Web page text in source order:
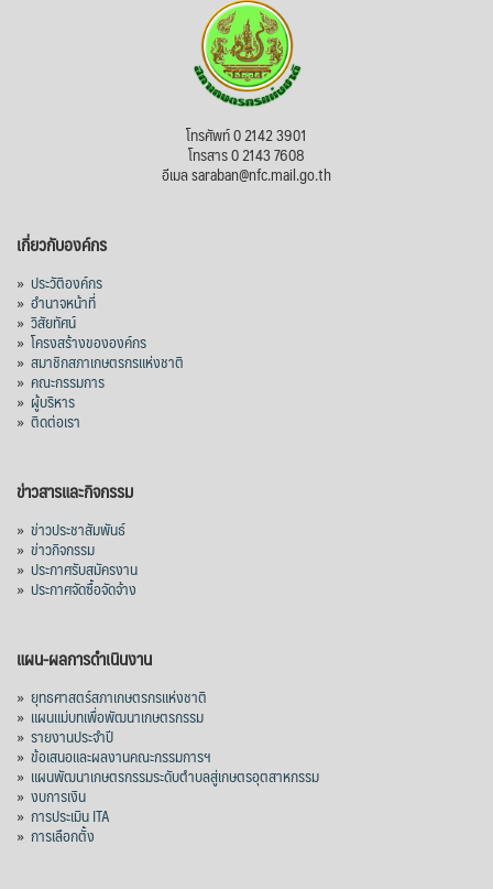
โทรศัพท์ 0 2142 3901
โทรสาร 0 2143 7608
อีเมล saraban@nfc.mail.go.th
เกี่ยวกับองค์กร
» ประวัติองค์กร
» อำนาจหน้าที่
» วิสัยทัศน์
» โครงสร้างขององค์กร
» สมาชิกสภาเกษตรกรแห่งชาติ
» คณะกรรมการ
» ผู้บริหาร
» ติดต่อเรา
ข่าวสารและกิจกรรม
» ข่าวประชาสัมพันธ์
» ข่าวกิจกรรม
» ประกาศรับสมัครงาน
» ประกาศจัดซื้อจัดจ้าง
แผน-ผลการดำเนินงาน
» ยุทธศาสตร์สภาเกษตรกรแห่งชาติ
» แผนแม่บทเพื่อพัฒนาเกษตรกรรม
» รายงานประจำปี
» ข้อเสนอและผลงานคณะกรรมการฯ
» แผนพัฒนาเกษตรกรรมระดับตำบลสู่เกษตรอุตสาหกรรม
» งบการเงิน
» การประเมิน ITA
» การเลือกตั้ง